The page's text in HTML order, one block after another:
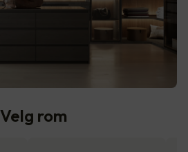
Velg rom